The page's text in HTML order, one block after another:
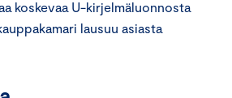
koskevaa U-kirjelmäluonnosta
lausuu asiasta